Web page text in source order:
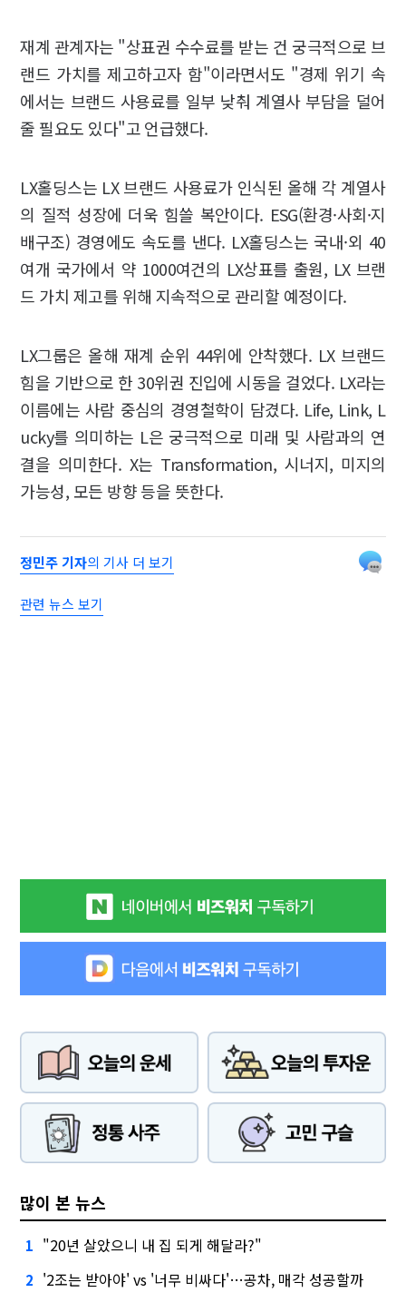
재계 관계자는 "상표권 수수료를 받는 건 궁극적으로 브
랜드 가치를 제고하고자 함"이라면서도 "경제 위기 속
에서는 브랜드 사용료를 일부 낮춰 계열사 부담을 덜어
줄 필요도 있다"고 언급했다.
LX홀딩스는 LX 브랜드 사용료가 인식된 올해 각 계열사
의 질적 성장에 더욱 힘쓸 복안이다. ESG(환경·사회·지
배구조) 경영에도 속도를 낸다. LX홀딩스는 국내·외 40
여개 국가에서 약 1000여건의 LX상표를 출원, LX 브랜
드 가치 제고를 위해 지속적으로 관리할 예정이다.
LX그룹은 올해 재계 순위 44위에 안착했다. LX 브랜드
힘을 기반으로 한 30위권 진입에 시동을 걸었다. LX라는
이름에는 사람 중심의 경영철학이 담겼다. Life, Link, L
ucky를 의미하는 L은 궁극적으로 미래 및 사람과의 연
결을 의미한다. X는 Transformation, 시너지, 미지의
가능성, 모든 방향 등을 뜻한다.
정민주 기자의 기사 더 보기
관련 뉴스 보기
많이 본 뉴스
1 "20년 살았으니 내 집 되게 해달라?"
2 '2조는 받아야' vs '너무 비싸다'…공차, 매각 성공할까